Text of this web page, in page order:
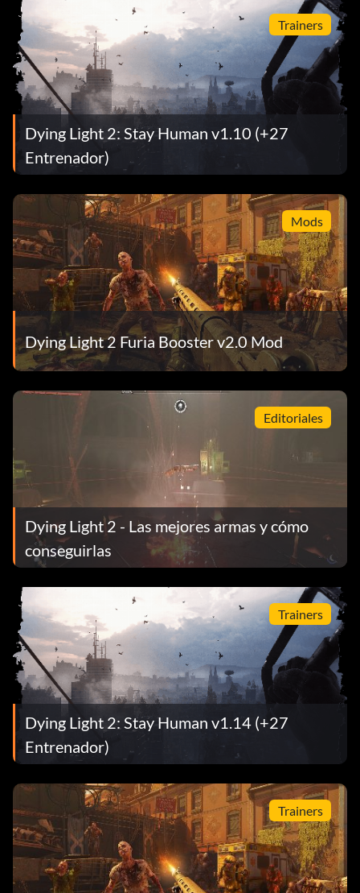
Trainers
Dying Light 2: Stay Human v1.10 (+27
Entrenador)
Mods
Dying Light 2 Furia Booster v2.0 Mod
Editoriales
Dying Light 2 - Las mejores armas y cómo
conseguirlas
Trainers
Dying Light 2: Stay Human v1.14 (+27
Entrenador)
Trainers